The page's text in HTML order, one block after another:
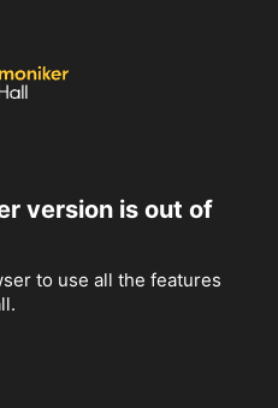
version is out of
to use all the features